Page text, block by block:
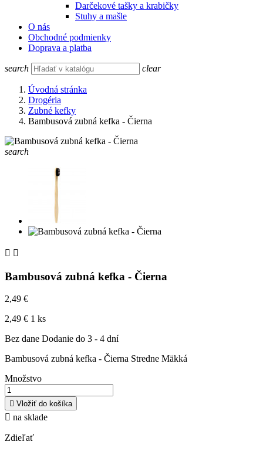
Darčekové tašky a krabičky
Stuhy a mašle
O nás
Obchodné podmienky
Doprava a platba
search clear
Úvodná stránka
Drogéria
Zubné kefky
Bambusová zubná kefka - Čierna
search
 
Bambusová zubná kefka - Čierna
2,49 €
2,49 € 1 ks
Bez dane Dodanie do 3 - 4 dní
Bambusová zubná kefka - Čierna Stredne Mäkká
Množstvo
 Vložiť do košíka
 na sklade
Zdieľať